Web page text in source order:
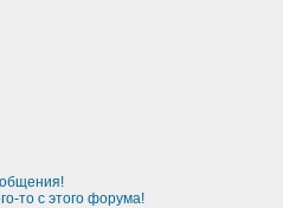
то с этого форума!